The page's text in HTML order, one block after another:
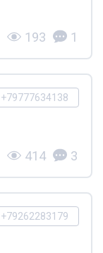
193 1
+79777634138
414 3
+79262283179